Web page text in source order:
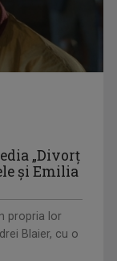
despre
„Divorţ
şi Emilia
propria lor
Blaier, cu o